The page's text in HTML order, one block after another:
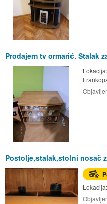
Prodajem tv ormarić. Stalak
Lokacija:
Postolje,stalak,stolni nosač
Lokacija: